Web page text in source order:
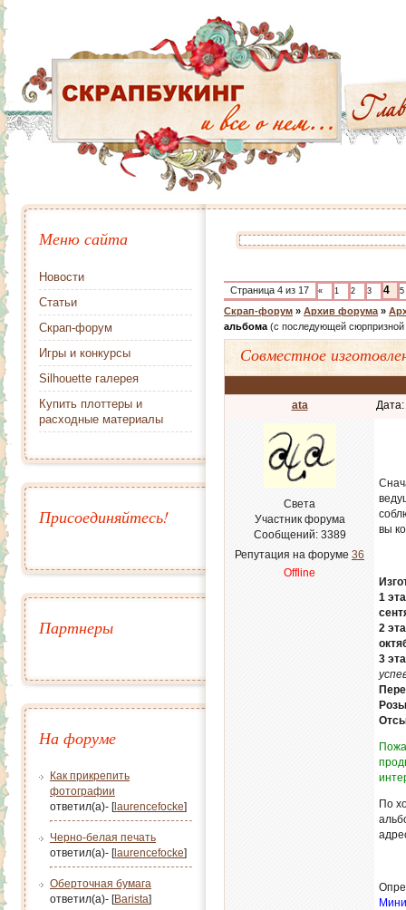
Меню сайта
Новости
Статьи
Скрап-форум
Игры и конкурсы
Silhouette галерея
Купить плоттеры и
расходные материалы
Присоединяйтесь!
Партнеры
На форуме
Как прикрепить
фотографии
ответил(а)- [laurencefocke]
Черно-белая печать
ответил(а)- [laurencefocke]
Оберточная бумага
ответил(а)- [Barista]
Страница 4 из 17 « 1 2 3 4 5
Скрап-форум » Архив форума »
альбома (с последующей сюрпризной
Совместное
ata
Света
Участник форума
Сообщений: 3389
Репутация на форуме 36
Offline
вы
1
2
3
По